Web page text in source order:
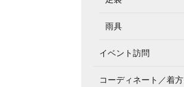
雨具
イベント訪問
コーディネート／着方